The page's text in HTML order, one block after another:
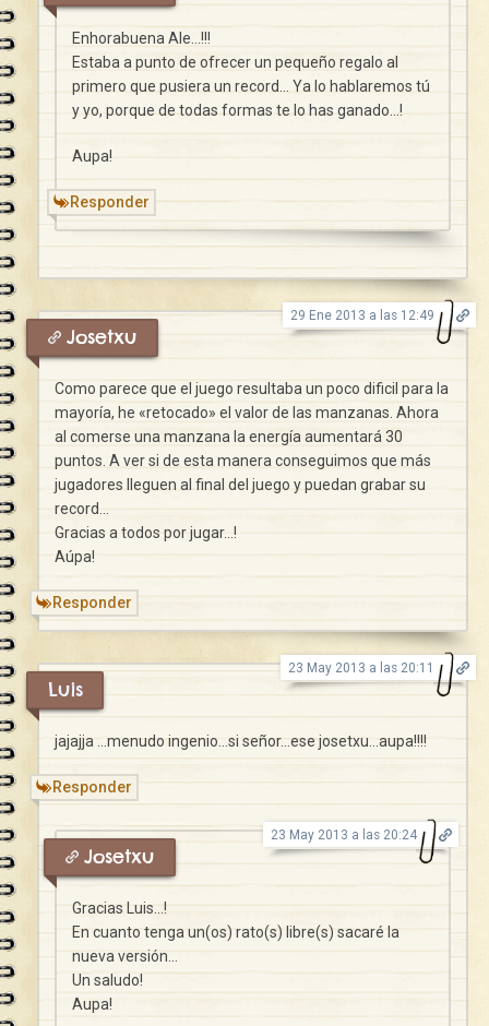
Enhorabuena Ale…!!!
Estaba a punto de ofrecer un pequeño regalo al
primero que pusiera un record… Ya lo hablaremos tú
y yo, porque de todas formas te lo has ganado…!
Aupa!
Responder
Josetxu
29 Ene 2013 a las 12:49
Como parece que el juego resultaba un poco dificil para la
mayoría, he «retocado» el valor de las manzanas. Ahora
al comerse una manzana la energía aumentará 30
puntos. A ver si de esta manera conseguimos que más
jugadores lleguen al final del juego y puedan grabar su
record…
Gracias a todos por jugar…!
Aúpa!
Responder
Luis
23 May 2013 a las 20:11
jajajja …menudo ingenio…si señor…ese josetxu…aupa!!!!
Responder
Josetxu
23 May 2013 a las 20:24
Gracias Luis…!
En cuanto tenga un(os) rato(s) libre(s) sacaré la
nueva versión…
Un saludo!
Aupa!